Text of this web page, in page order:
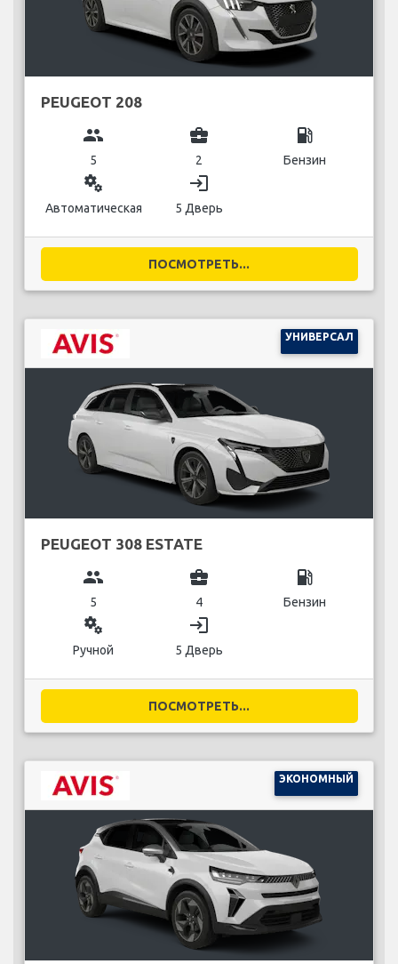
PEUGEOT 208
group
5
business_center
2
local_gas_station
Бензин
miscellaneous_services
Автоматическая
login
5 Дверь
ПОСМОТРЕТЬ...
УНИВЕРСАЛ
PEUGEOT 308 ESTATE
group
5
business_center
4
local_gas_station
Бензин
miscellaneous_services
Ручной
login
5 Дверь
ПОСМОТРЕТЬ...
ЭКОНОМНЫЙ